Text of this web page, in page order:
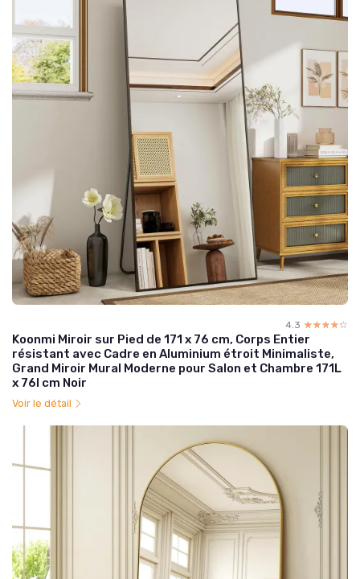
4.3 ☆☆☆☆☆
★★★★★
Koonmi Miroir sur Pied de 171 x 76 cm, Corps Entier
résistant avec Cadre en Aluminium étroit Minimaliste,
Grand Miroir Mural Moderne pour Salon et Chambre 171L
x 76l cm Noir
Voir le détail